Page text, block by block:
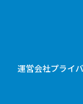
運営会社プライ